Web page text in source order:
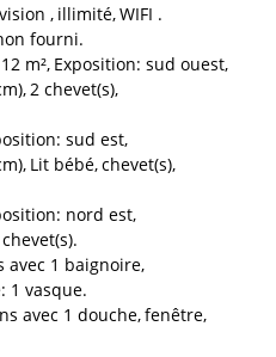
illimité WIFI
fourni
12 m² Exposition: sud ouest
2 chevet(s)
sud est
Lit bébé chevet(s)
nord est
chevet(s)
avec 1 baignoire
1 vasque
avec 1 douche fenêtre